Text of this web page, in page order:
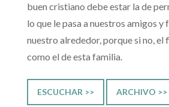
buen cristiano debe estar la de
lo que le pasa a nuestros amigos y
nuestro alrededor, porque si no, el
como el de esta familia.
ESCUCHAR >> ARCHIVO >>